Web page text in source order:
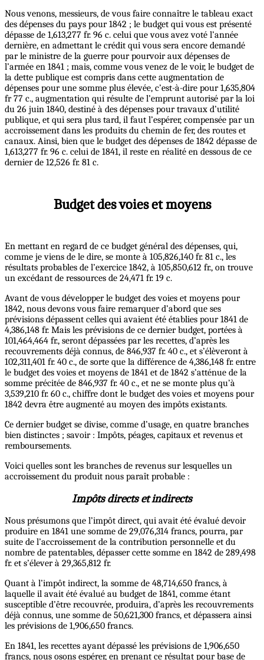
Nous venons, messieurs, de vous faire connaître le tableau exact
des dépenses du pays pour 1842 ; le budget qui vous est présenté
dépasse de 1,613,277 fr. 96 c. celui que vous avez voté l’année
dernière, en admettant le crédit qui vous sera encore demandé
par le ministre de la guerre pour pourvoir aux dépenses de
l’armée en 1841 ; mais, comme vous venez de le voir, le budget de
la dette publique est compris dans cette augmentation de
dépenses pour une somme plus élevée, c’est-à-dire pour 1,635,804
fr 77 c., augmentation qui résulte de l’emprunt autorisé par la loi
du 26 juin 1840, destiné à des dépenses pour travaux d’utilité
publique, et qui sera plus tard, il faut l’espérer, compensée par un
accroissement dans les produits du chemin de fer, des routes et
canaux. Ainsi, bien que le budget des dépenses de 1842 dépasse de
1,613,277 fr. 96 c. celui de 1841, il reste en réalité en dessous de ce
dernier de 12,526 fr. 81 c.
Budget des voies et moyens
En mettant en regard de ce budget général des dépenses, qui,
comme je viens de le dire, se monte à 105,826,140 fr. 81 c., les
résultats probables de l’exercice 1842, à 105,850,612 fr., on trouve
un excédant de ressources de 24,471 fr. 19 c.
Avant de vous développer le budget des voies et moyens pour
1842, nous devons vous faire remarquer d’abord que ses
prévisions dépassent celles qui avaient été établies pour 1841 de
4,386,148 fr. Mais les prévisions de ce dernier budget, portées à
101,464,464 fr., seront dépassées par les recettes, d’après les
recouvrements déjà connus, de 846,937 fr. 40 c., et s’élèveront à
102,311,401 fr. 40 c., de sorte que la différence de 4,386,148 fr. entre
le budget des voies et moyens de 1841 et de 1842 s’atténue de la
somme précitée de 846,937 fr. 40 c., et ne se monte plus qu’à
3,539,210 fr. 60 c., chiffre dont le budget des voies et moyens pour
1842 devra être augmenté au moyen des impôts existants.
Ce dernier budget se divise, comme d’usage, en quatre branches
bien distinctes ; savoir : Impôts, péages, capitaux et revenus et
remboursements.
Voici quelles sont les branches de revenus sur lesquelles un
accroissement du produit nous paraît probable :
Impôts directs et indirects
Nous présumons que l’impôt direct, qui avait été évalué devoir
produire en 1841 une somme de 29,076,314 francs, pourra, par
suite de l’accroissement de la contribution personnelle et du
nombre de patentables, dépasser cette somme en 1842 de 289,498
fr. et s’élever à 29,365,812 fr.
Quant à l’impôt indirect, la somme de 48,714,650 francs, à
laquelle il avait été évalué au budget de 1841, comme étant
susceptible d’être recouvrée, produira, d’après les recouvrements
déjà connus, une somme de 50,621,300 francs, et dépassera ainsi
les prévisions de 1,906,650 francs.
En 1841, les recettes ayant dépassé les prévisions de 1,906,650
francs, nous osons espérer, en prenant ce résultat pour base de